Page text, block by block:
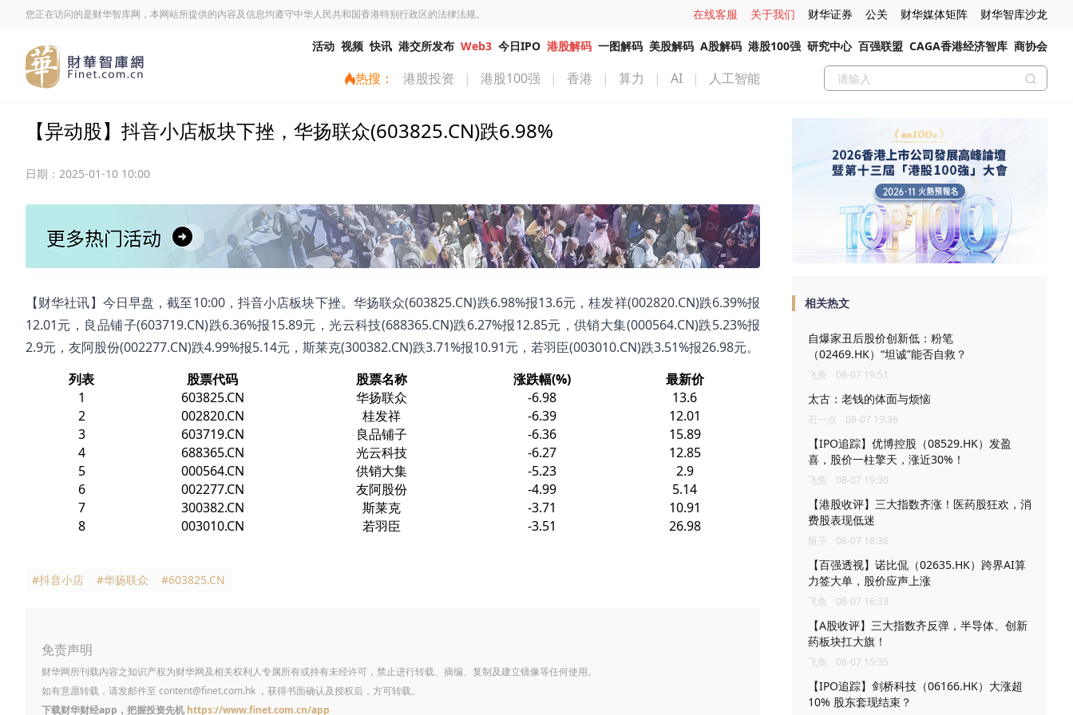
您正在访问的是财华智库网，本网站所提供的内容及信息均遵守中华人民共和国香港特别行政区的法律法规。 在线客服 关于我们 财华证券 公关 财华媒体矩阵 财华智库沙龙
活动 视频 快讯 港交所发布 Web3 今日IPO 港股解码 一图解码 美股解码 A股解码 港股100强 研究中心 百强联盟 CAGA香港经济智库 商协会
热搜： 港股投资 | 港股100强 | 香港 | 算力 | AI | 人工智能
【异动股】抖音小店板块下挫，华扬联众(603825.CN)跌6.98%
日期： 2025-01-10 10:00
【财华社讯】今日早盘，截至10:00，抖音小店板块下挫。华扬联众(603825.CN)跌6.98%报13.6元，桂发祥(002820.CN)跌6.39%报
12.01元，良品铺子(603719.CN)跌6.36%报15.89元，光云科技(688365.CN)跌6.27%报12.85元，供销大集(000564.CN)跌5.23%报
2.9元，友阿股份(002277.CN)跌4.99%报5.14元，斯莱克(300382.CN)跌3.71%报10.91元，若羽臣(003010.CN)跌3.51%报26.98元。
列表
股票代码 股票名称 涨跌幅(%)
最新价
1
603825.CN 华扬联众 -6.98
13.6
2
002820.CN 桂发祥 -6.39
12.01
3
603719.CN 良品铺子 -6.36
15.89
4
688365.CN 光云科技 -6.27
12.85
5
000564.CN 供销大集 -5.23
2.9
6
002277.CN 友阿股份 -4.99
5.14
7
300382.CN 斯莱克 -3.71
10.91
8
003010.CN 若羽臣 -3.51 26.98
#抖音小店 #华扬联众 #603825.CN
免责声明
财华网所刊载内容之知识产权为财华网及相关权利人专属所有或持有未经许可，禁止进行转载、摘编、复制及建立镜像等任何使用。
如有意愿转载，请发邮件至 content@finet.com.hk ，获得书面确认及授权后，方可转载。
下载财华财经app，把握投资先机 https://www.finet.com.cn/app
相关热文
自爆家丑后股价创新低：粉笔
（02469.HK）“坦诚”能否自救？
飞鱼 08-07 19:51
太古：老钱的体面与烦恼
石一点 08-07 19:36
【IPO追踪】优博控股（08529.HK）发盈
喜，股价一柱擎天，涨近30%！
飞鱼 08-07 19:30
【港股收评】三大指数齐涨！医药股狂欢，消
费股表现低迷
瓶子 08-07 16:36
【百强透视】诺比侃（02635.HK）跨界AI算
力签大单，股价应声上涨
飞鱼 08-07 16:33
【A股收评】三大指数齐反弹，半导体、创新
药板块扛大旗！
飞鱼 08-07 15:35
【IPO追踪】剑桥科技（06166.HK）大涨超
10% 股东套现结束？